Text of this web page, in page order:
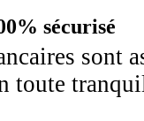
sécurisé
sont
toute